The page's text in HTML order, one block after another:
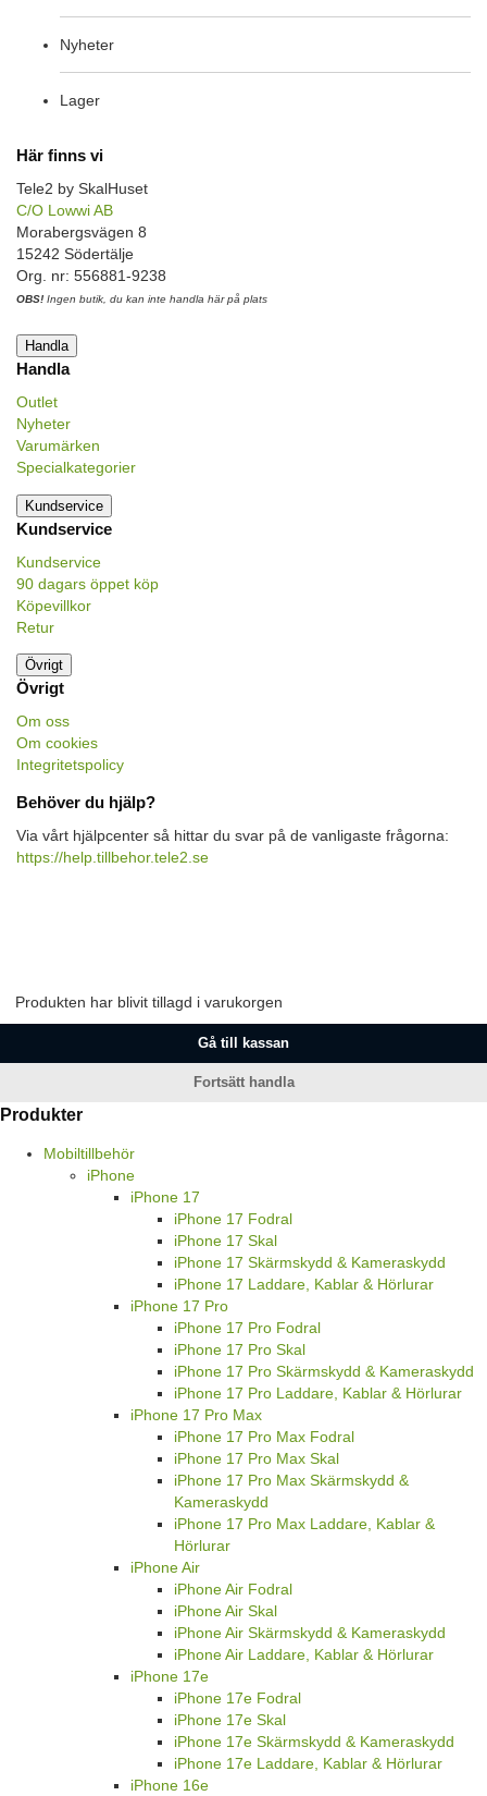
Nyheter
Lager
Här finns vi
Tele2 by SkalHuset
C/O Lowwi AB
Morabergsvägen 8
15242 Södertälje
Org. nr: 556881-9238
OBS! Ingen butik, du kan inte handla här på plats
Handla
Handla
Outlet
Nyheter
Varumärken
Specialkategorier
Kundservice
Kundservice
Kundservice
90 dagars öppet köp
Köpevillkor
Retur
Övrigt
Övrigt
Om oss
Om cookies
Integritetspolicy
Behöver du hjälp?
Via vårt hjälpcenter så hittar du svar på de vanligaste frågorna:
https://help.tillbehor.tele2.se
Produkten har blivit tillagd i varukorgen
Gå till kassan
Fortsätt handla
Produkter
Mobiltillbehör
iPhone
iPhone 17
iPhone 17 Fodral
iPhone 17 Skal
iPhone 17 Skärmskydd & Kameraskydd
iPhone 17 Laddare, Kablar & Hörlurar
iPhone 17 Pro
iPhone 17 Pro Fodral
iPhone 17 Pro Skal
iPhone 17 Pro Skärmskydd & Kameraskydd
iPhone 17 Pro Laddare, Kablar & Hörlurar
iPhone 17 Pro Max
iPhone 17 Pro Max Fodral
iPhone 17 Pro Max Skal
iPhone 17 Pro Max Skärmskydd &
Kameraskydd
iPhone 17 Pro Max Laddare, Kablar &
Hörlurar
iPhone Air
iPhone Air Fodral
iPhone Air Skal
iPhone Air Skärmskydd & Kameraskydd
iPhone Air Laddare, Kablar & Hörlurar
iPhone 17e
iPhone 17e Fodral
iPhone 17e Skal
iPhone 17e Skärmskydd & Kameraskydd
iPhone 17e Laddare, Kablar & Hörlurar
iPhone 16e